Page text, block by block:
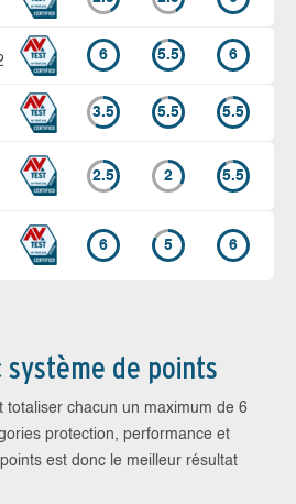
6 5.5 6
3.5 5.5 5.5
2.5 2 5.5
6 5 6
système de points
totaliser chacun un maximum de 6
protection, performance et
est donc le meilleur résultat